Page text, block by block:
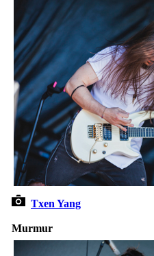
Txen Yang
Murmur